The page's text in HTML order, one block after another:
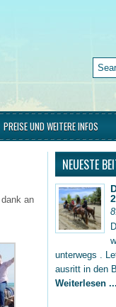
PREISE UND WEITERE INFOS
an
NEUESTE
unterwegs .
ausritt in den
Weiterlesen ...